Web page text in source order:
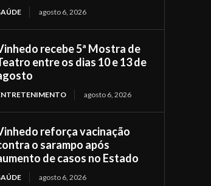
agosto 6, 2026
recebe 5ª Mostra de
entre os dias 10 e 13 de
agosto 6, 2026
reforça vacinação
o sarampo após
de casos no Estado
agosto 6, 2026